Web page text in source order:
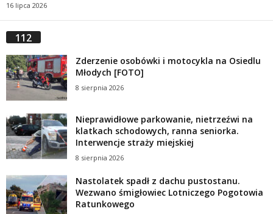
16 lipca 2026
112
Zderzenie osobówki i motocykla na Osiedlu
Młodych [FOTO]
8 sierpnia 2026
Nieprawidłowe parkowanie, nietrzeźwi na
klatkach schodowych, ranna seniorka.
Interwencje straży miejskiej
8 sierpnia 2026
Nastolatek spadł z dachu pustostanu.
Wezwano śmigłowiec Lotniczego Pogotowia
Ratunkowego